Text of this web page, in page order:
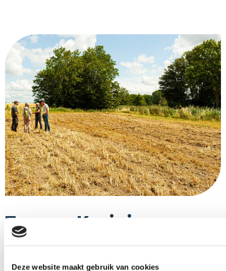
Deze website maakt gebruik van cookies
Tussen Kruiningen en
Yerseke